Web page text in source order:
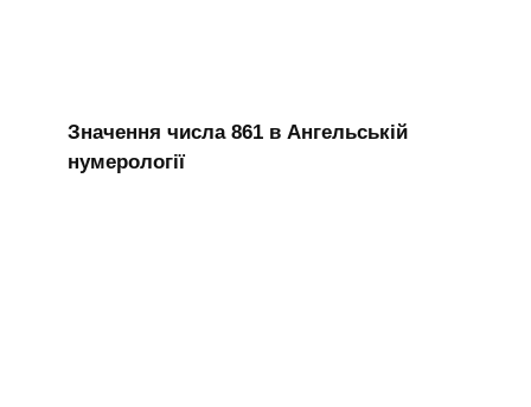
Значення числа 861 в Ангельській
нумерології